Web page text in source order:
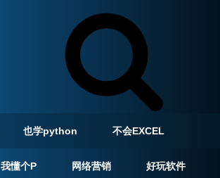
也学python 不会EXCEL
我懂个P 网络营销 好玩软件